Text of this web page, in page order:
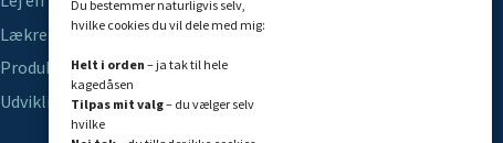
Du bestemmer naturligvis selv,
hvilke cookies du vil dele med mig:
Helt i orden – ja tak til hele
kagedåsen
Tilpas mit valg– du vælger selv
hvilke
Lækre malerier af Birgitte Gyrd
Produktion, mix, mastering
Udvikling af software